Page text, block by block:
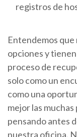
registros de
Entendemos que
opciones y
proceso de
solo como un
como una
mejor las
pensando antes
nuestra oficina.